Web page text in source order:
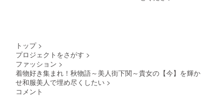
心------
ル着物
す。 お
能で
店の近
す。 着
物姿で
トップ >
プロジェクトをさがす >
ファッション >
着物好き集まれ！秋物語～美人街下関～貴女の【今】を輝か
せ和服美人で埋め尽くしたい >
コメント